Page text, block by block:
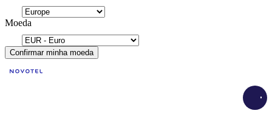
Moeda
Confirmar minha moeda